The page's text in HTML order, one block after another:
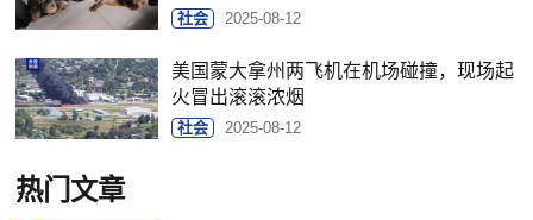
社会 2025-08-12
美国蒙大拿州两飞机在机场碰撞，现场起
火冒出滚滚浓烟
社会 2025-08-12
热门文章